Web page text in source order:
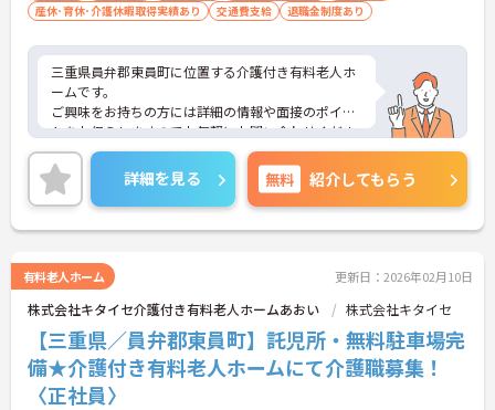
産休･育休･介護休暇取得実績あり
交通費支給 退職金制度あり
三重県員弁郡東員町に位置する介護付き有料老人ホ
ームです。
ご興味をお持ちの方には詳細の情報や面接のポイン
トをお伝えしますのでお気軽にお問い合わせくださ
いませ。
詳細を見る 無料 紹介してもらう
有料老人ホーム 更新日：2026年02月10日
株式会社キタイセ介護付き有料老人ホームあおい 株式会社キタイセ
【三重県／員弁郡東員町】託児所・無料駐車場完
備★介護付き有料老人ホームにて介護職募集！
〈正社員〉